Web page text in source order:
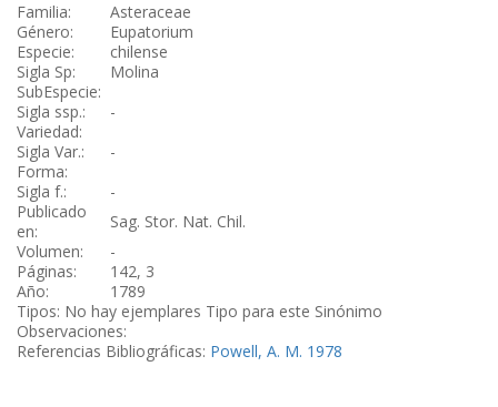
Familia:
Asteraceae
Género:
Eupatorium
Especie:
chilense
Sigla Sp:
Molina
SubEspecie:
Sigla ssp.:
-
Variedad:
Sigla Var.:
-
Forma:
Sigla f.:
-
Publicado
en:
Sag. Stor. Nat. Chil.
Volumen:
-
Páginas:
142, 3
Año:
1789
Tipos: No hay ejemplares Tipo para este Sinónimo
Observaciones:
Referencias Bibliográficas: Powell, A. M. 1978